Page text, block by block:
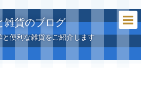
雑貨のブログ
と便利な雑貨をご紹介します